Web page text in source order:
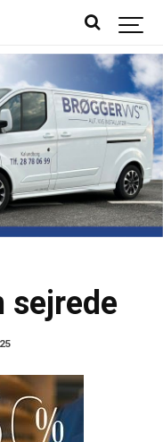
sejrede